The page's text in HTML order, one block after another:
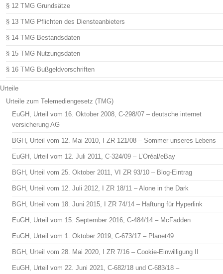
§ 12 TMG Grundsätze
§ 13 TMG Pflichten des Diensteanbieters
§ 14 TMG Bestandsdaten
§ 15 TMG Nutzungsdaten
§ 16 TMG Bußgeldvorschriften
Urteile
Urteile zum Telemediengesetz (TMG)
EuGH, Urteil vom 16. Oktober 2008, C-298/07 – deutsche internet
versicherung AG
BGH, Urteil vom 12. Mai 2010, I ZR 121/08 – Sommer unseres Lebens
EuGH, Urteil vom 12. Juli 2011, C-324/09 – L’Oréal/eBay
BGH, Urteil vom 25. Oktober 2011, VI ZR 93/10 – Blog-Eintrag
BGH, Urteil vom 12. Juli 2012, I ZR 18/11 – Alone in the Dark
BGH, Urteil vom 18. Juni 2015, I ZR 74/14 – Haftung für Hyperlink
EuGH, Urteil vom 15. September 2016, C-484/14 – McFadden
EuGH, Urteil vom 1. Oktober 2019, C-673/17 – Planet49
BGH, Urteil vom 28. Mai 2020, I ZR 7/16 – Cookie-Einwilligung II
EuGH, Urteil vom 22. Juni 2021, C-682/18 und C-683/18 –